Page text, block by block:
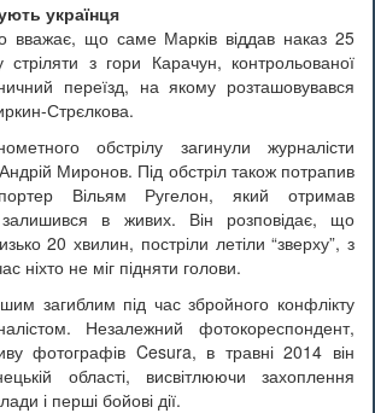
українця
вважає, що саме Марків віддав наказ 25
з гори Карачун, контрольованої
переїзд, на якому розташовувався
Стрєлкова.
обстрілу загинули журналісти
Миронов. Під обстріл також потрапив
Вільям Ругелон, який отримав
в живих. Він розповідає, що
20 хвилин, постріли летіли “зверху”, з
ніхто не міг підняти голови.
загиблим під час збройного конфлікту
Незалежний фотокореспондент,
фотографів Cesura, в травні 2014 він
області, висвітлюючи захоплення
і перші бойові дії.